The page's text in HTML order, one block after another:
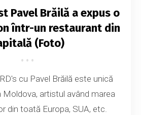
Pavel Brăilă a expus o
într-un restaurant din
(Foto)
cu Pavel Brăilă este unică
Moldova, artistul având marea
din toată Europa, SUA, etc.